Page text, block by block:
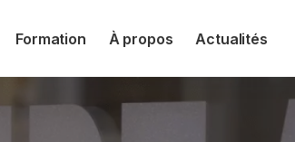
Formation À propos Actualités